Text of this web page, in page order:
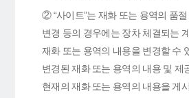
② “사이트”는 재화 또는 용역의 품
변경 등의 경우에는 장차 체결되는
재화 또는 용역의 내용을 변경할 수
변경된 재화 또는 용역의 내용 및 제
현재의 재화 또는 용역의 내용을 게